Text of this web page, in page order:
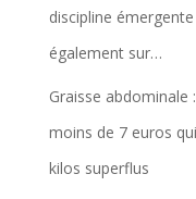
discipline
également sur…
Graisse abdominale
moins de 7 euros
kilos superflus